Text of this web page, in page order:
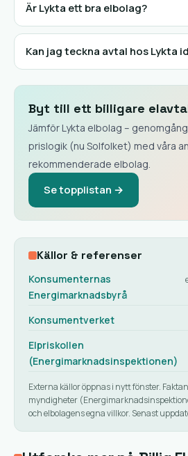
Är Lykta ett bra elbolag?
Kan jag teckna avtal hos Lykta
Byt till ett billigare
Jämför Lykta elbolag –
prislogik (nu Solfolket) med våra
rekommenderade elbolag.
Se topplistan →
Källor & referenser
Konsumenternas
Energimarknadsbyrå
Konsumentverket
Elpriskollen
(Energimarknadsinspektionen)
Externa källor öppnas i nytt fönster.
myndigheter
och elbolagens egna villkor. Senast